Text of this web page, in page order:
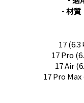
- 材質
17 (6.3
17 Pro
17 Air
17 Pro Max